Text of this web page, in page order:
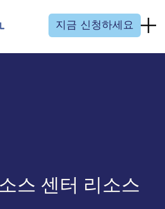
지금 신청하세요
스 센터 리소스